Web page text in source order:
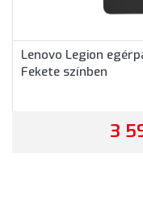
Lenovo Legion
Fekete színben
3